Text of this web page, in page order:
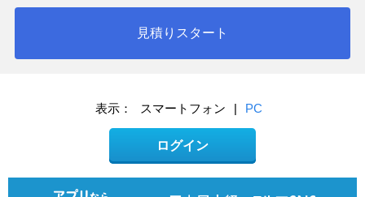
見積りスタート
表示： スマートフォン | PC
ログイン